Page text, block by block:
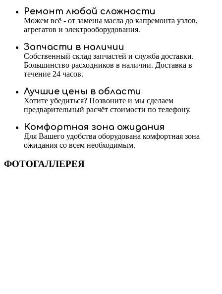
Ремонт любой сложности
Можем всё - от замены масла до капремонта узлов,
агрегатов и электрооборудования.
Запчасти в наличии
Собственный склад запчастей и служба доставки.
Большинство расходников в наличии. Доставка в
течение 24 часов.
Лучшие цены в области
Хотите убедиться? Позвоните и мы сделаем
предварительный расчёт стоимости по телефону.
Комфортная зона ожидания
Для Вашего удобства оборудована комфортная зона
ожидания со всем необходимым.
ФОТОГАЛЛЕРЕЯ